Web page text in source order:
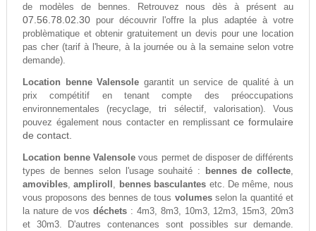
de modèles de bennes. Retrouvez nous dès à présent au
07.56.78.02.30pour découvrir l'offre la plus adaptée à votre
problèmatique et obtenir gratuitement un devis pour une location
pas cher (tarif à l'heure, à la journée ou à la semaine selon votre
demande).
Location benne Valensole garantit un service de qualité à un
prix compétitif en tenant compte des préoccupations
environnementales (recyclage, tri sélectif, valorisation). Vous
pouvez également nous contacter en remplissantce formulaire
de contact.
Location benne Valensole vous permet de disposer de différents
types de bennes selon l'usage souhaité :
bennes de collecte,
amovibles,ampliroll , bennes basculantes etc. De même, nous
vous proposons des bennes de tous volumesselon la quantité et
la nature de vosdéchets : 4m3, 8m3, 10m3, 12m3, 15m3, 20m3
et 30m3. D'autres contenances sont possibles sur demande.